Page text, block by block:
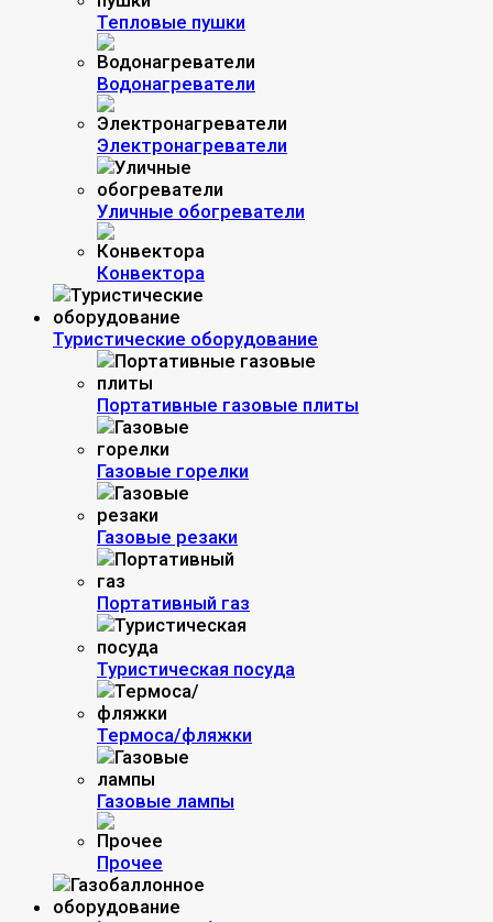
Тепловые пушки
Водонагреватели
Электронагреватели
Уличные обогреватели
Конвектора
Туристические оборудование
Портативные газовые плиты
Газовые горелки
Газовые резаки
Портативный газ
Туристическая посуда
Термоса/фляжки
Газовые лампы
Прочее